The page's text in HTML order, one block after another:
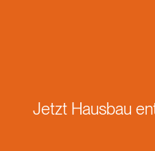
Jetzt Hausbau